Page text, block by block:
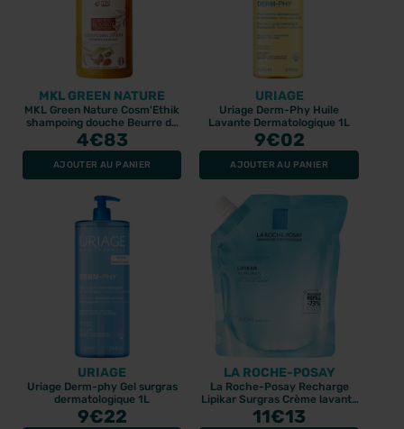
MKL GREEN NATURE
MKL Green Nature Cosm'Ethik
shampoing douche Beurre de
Karité d'Afrique 1 L
4€83
AJOUTER AU PANIER
URIAGE
Uriage Derm-Phy Huile
Lavante Dermatologique 1L
9€02
AJOUTER AU PANIER
URIAGE
Uriage Derm-phy Gel surgras
dermatologique 1L
9€22
LA ROCHE-POSAY
La Roche-Posay Recharge
Lipikar Surgras Crème lavante
400ml
11€13